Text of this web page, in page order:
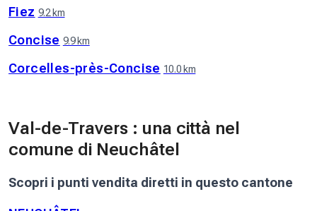
Fiez 9.2 km
Concise 9.9 km
Corcelles-près-Concise 10.0 km
Val-de-Travers : una città nel
comune di Neuchâtel
Scopri i punti vendita diretti in questo cantone